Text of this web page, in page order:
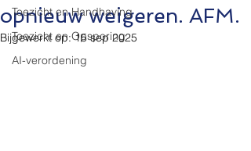
Toezicht en Handhaving
Toezicht en Opsporing
AI-verordening
opnieuw weigeren. AFM.
Bijgewerkt op:15 sep 2025